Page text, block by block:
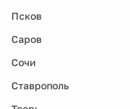
Псков
Саров
Сочи
Ставрополь